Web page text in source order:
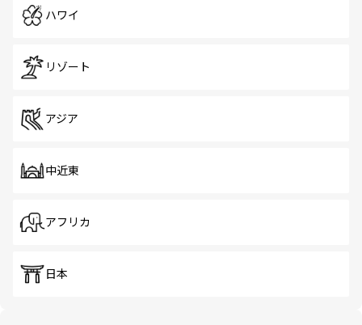
ハワイ
リゾート
アジア
中近東
アフリカ
日本